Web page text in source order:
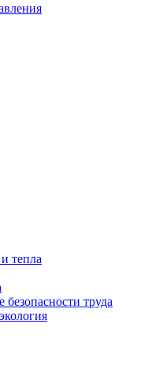
тепла
безопасности труда